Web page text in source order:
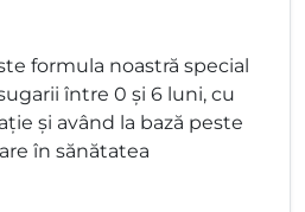
formula noastră special
între 0 și 6 luni, cu
și având la bază peste
în sănătatea